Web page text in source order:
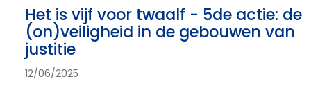
Het is vijf voor twaalf - 5de actie: de
(on)veiligheid in de gebouwen van
justitie
12/06/2025